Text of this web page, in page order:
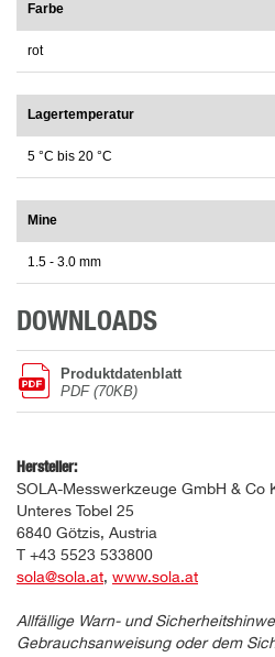
Farbe
rot
Lagertemperatur
5 °C bis 20 °C
Mine
1.5 - 3.0 mm
DOWNLOADS
Produktdatenblatt
PDF (70KB)
Hersteller:
SOLA-Messwerkzeuge GmbH & Co
Unteres Tobel 25
6840 Götzis, Austria
T +43 5523 533800
sola@sola.at, www.sola.at
Allfällige Warn- und
Gebrauchsanweisung oder dem